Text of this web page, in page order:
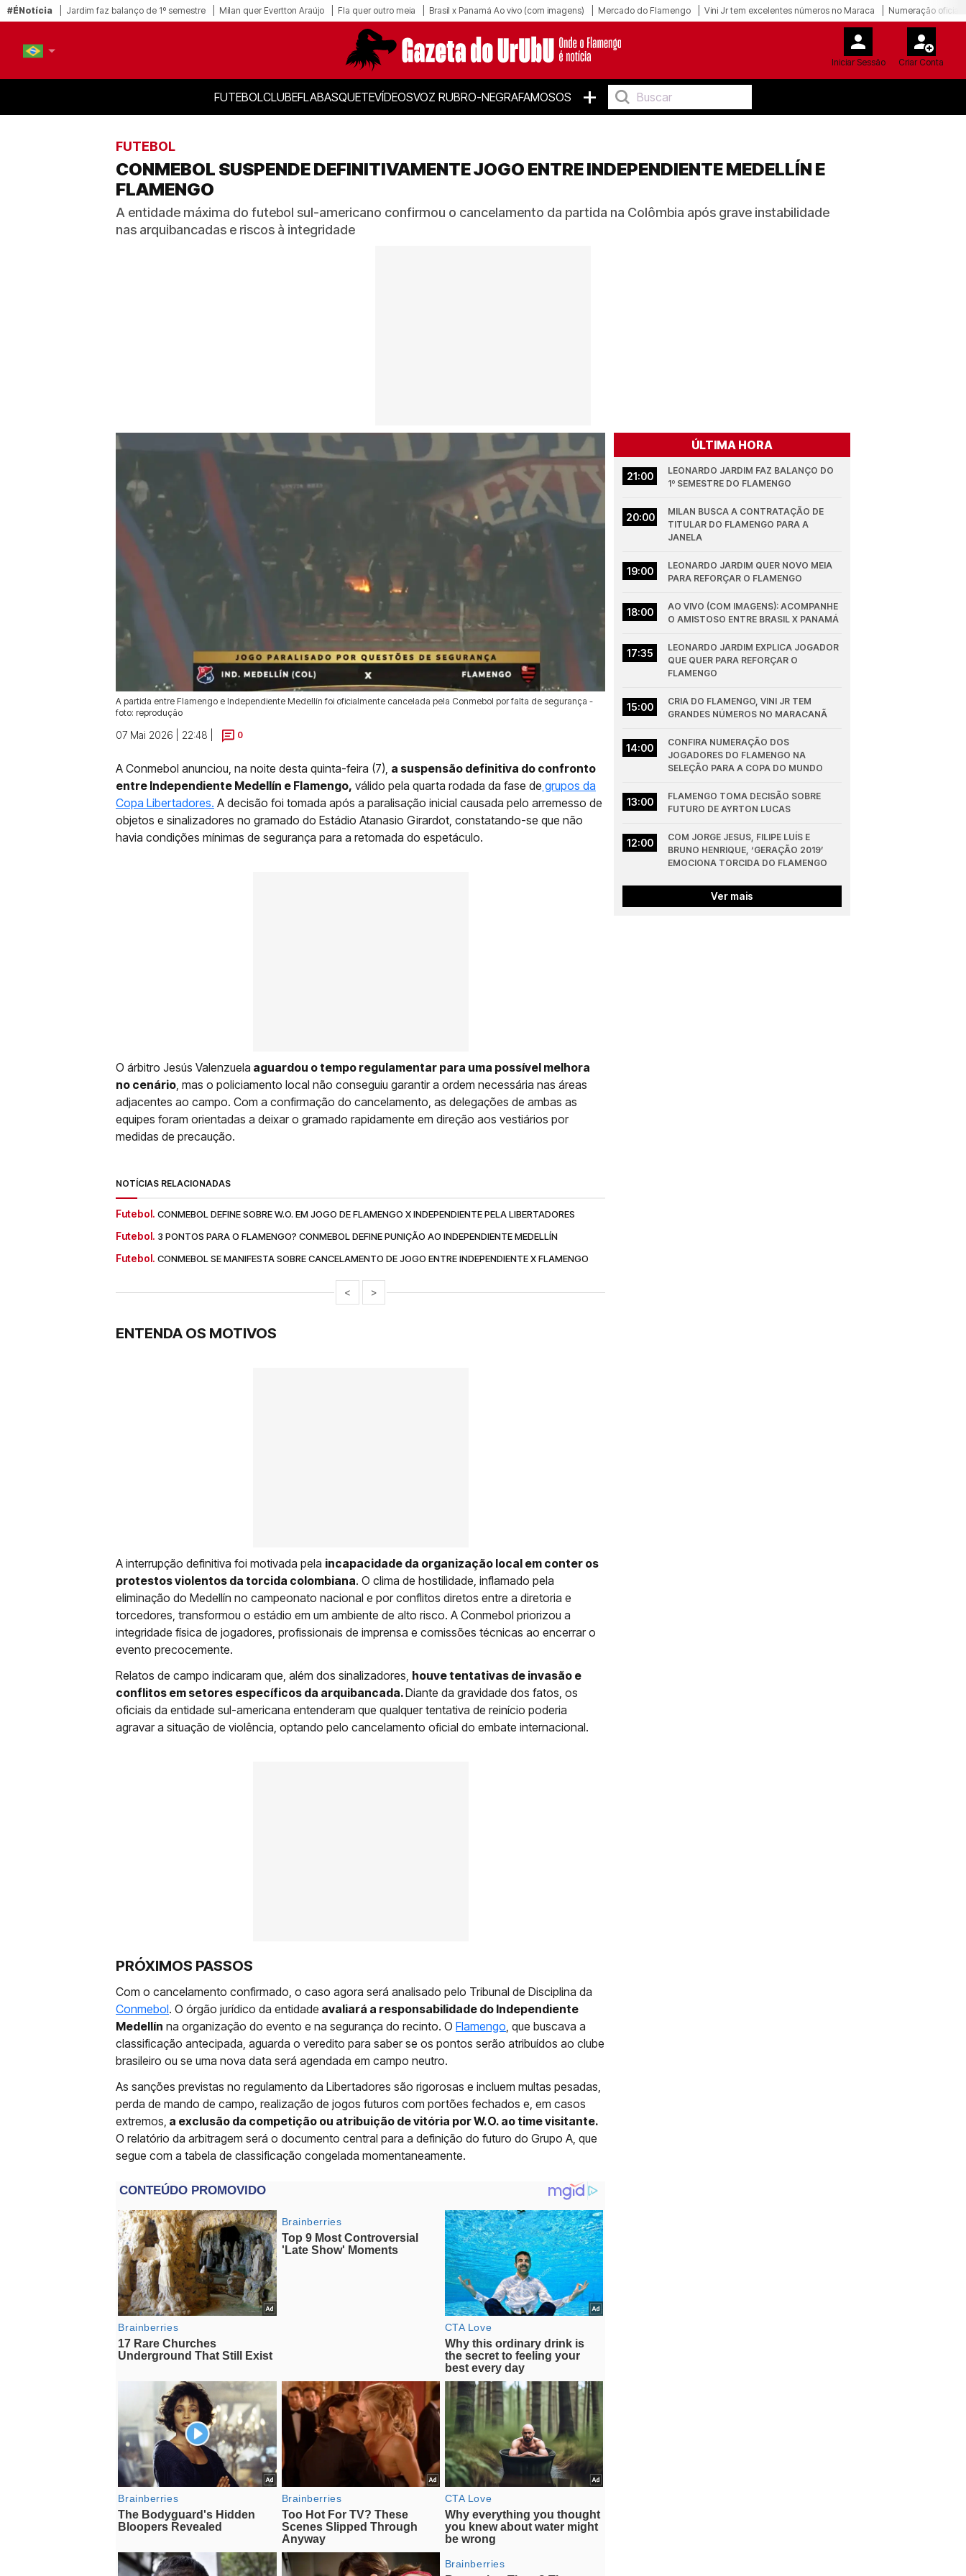
#ÉNotícia Jardim faz balanço de 1º semestre Milan quer Evertton Araújo Fla quer outro meia Brasil x Panamá Ao vivo (com imagens) Mercado do Flamengo Vini Jr tem excelentes números no Maraca Numeração oficial
Iniciar Sessão Criar Conta
FUTEBOLCLUBEFLABASQUETEVÍDEOSVOZ RUBRO-NEGRAFAMOSOS +
FUTEBOL
CONMEBOL SUSPENDE DEFINITIVAMENTE JOGO ENTRE INDEPENDIENTE MEDELLÍN E
FLAMENGO
A entidade máxima do futebol sul-americano confirmou o cancelamento da partida na Colômbia após grave instabilidade
nas arquibancadas e riscos à integridade
A partida entre Flamengo e Independiente Medellín foi oficialmente cancelada pela Conmebol por falta de segurança -
foto: reprodução
07 Mai 2026 | 22:48 | 0
A Conmebol anunciou, na noite desta quinta-feira (7), a suspensão definitiva do confronto
entre Independiente Medellín e Flamengo, válido pela quarta rodada da fase de grupos da
Copa Libertadores. A decisão foi tomada após a paralisação inicial causada pelo arremesso de
objetos e sinalizadores no gramado do Estádio Atanasio Girardot, constatando-se que não
havia condições mínimas de segurança para a retomada do espetáculo.
O árbitro Jesús Valenzuela aguardou o tempo regulamentar para uma possível melhora
no cenário, mas o policiamento local não conseguiu garantir a ordem necessária nas áreas
adjacentes ao campo. Com a confirmação do cancelamento, as delegações de ambas as
equipes foram orientadas a deixar o gramado rapidamente em direção aos vestiários por
medidas de precaução.
NOTÍCIAS RELACIONADAS
Futebol. CONMEBOL DEFINE SOBRE W.O. EM JOGO DE FLAMENGO X INDEPENDIENTE PELA LIBERTADORES
Futebol. 3 PONTOS PARA O FLAMENGO? CONMEBOL DEFINE PUNIÇÃO AO INDEPENDIENTE MEDELLÍN
Futebol. CONMEBOL SE MANIFESTA SOBRE CANCELAMENTO DE JOGO ENTRE INDEPENDIENTE X FLAMENGO
< >
ENTENDA OS MOTIVOS
A interrupção definitiva foi motivada pela incapacidade da organização local em conter os
protestos violentos da torcida colombiana. O clima de hostilidade, inflamado pela
eliminação do Medellín no campeonato nacional e por conflitos diretos entre a diretoria e
torcedores, transformou o estádio em um ambiente de alto risco. A Conmebol priorizou a
integridade física de jogadores, profissionais de imprensa e comissões técnicas ao encerrar o
evento precocemente.
Relatos de campo indicaram que, além dos sinalizadores, houve tentativas de invasão e
conflitos em setores específicos da arquibancada.Diante da gravidade dos fatos, os
oficiais da entidade sul-americana entenderam que qualquer tentativa de reinício poderia
agravar a situação de violência, optando pelo cancelamento oficial do embate internacional.
PRÓXIMOS PASSOS
Com o cancelamento confirmado, o caso agora será analisado pelo Tribunal de Disciplina da
Conmebol. O órgão jurídico da entidade avaliará a responsabilidade do Independiente
Medellín na organização do evento e na segurança do recinto. O Flamengo, que buscava a
classificação antecipada, aguarda o veredito para saber se os pontos serão atribuídos ao clube
brasileiro ou se uma nova data será agendada em campo neutro.
As sanções previstas no regulamento da Libertadores são rigorosas e incluem multas pesadas,
perda de mando de campo, realização de jogos futuros com portões fechados e, em casos
extremos, a exclusão da competição ou atribuição de vitória por W.O. ao time visitante.
O relatório da arbitragem será o documento central para a definição do futuro do Grupo A, que
segue com a tabela de classificação congelada momentaneamente.
ÚLTIMA HORA
21:00
LEONARDO JARDIM FAZ BALANÇO DO
1º SEMESTRE DO FLAMENGO
20:00
MILAN BUSCA A CONTRATAÇÃO DE
TITULAR DO FLAMENGO PARA A
JANELA
19:00
LEONARDO JARDIM QUER NOVO MEIA
PARA REFORÇAR O FLAMENGO
18:00
AO VIVO (COM IMAGENS): ACOMPANHE
O AMISTOSO ENTRE BRASIL X PANAMÁ
17:35
LEONARDO JARDIM EXPLICA JOGADOR
QUE QUER PARA REFORÇAR O
FLAMENGO
15:00
CRIA DO FLAMENGO, VINI JR TEM
GRANDES NÚMEROS NO MARACANÃ
14:00
CONFIRA NUMERAÇÃO DOS
JOGADORES DO FLAMENGO NA
SELEÇÃO PARA A COPA DO MUNDO
13:00
FLAMENGO TOMA DECISÃO SOBRE
FUTURO DE AYRTON LUCAS
12:00
COM JORGE JESUS, FILIPE LUÍS E
BRUNO HENRIQUE, ‘GERAÇÃO 2019’
EMOCIONA TORCIDA DO FLAMENGO
Ver mais